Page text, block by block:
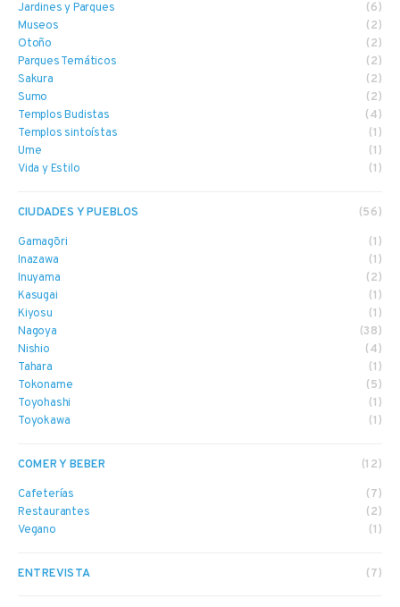
Jardines y Parques
(6)
Museos
(2)
Otoño
(2)
Parques Temáticos
(2)
Sakura
(2)
Sumo
(2)
Templos Budistas
(4)
Templos sintoístas
(1)
Ume
(1)
Vida y Estilo
(1)
CIUDADES Y PUEBLOS (56)
Gamagōri
(1)
Inazawa
(1)
Inuyama
(2)
Kasugai
(1)
Kiyosu
(1)
Nagoya
(38)
Nishio
(4)
Tahara
(1)
Tokoname
(5)
Toyohashi
(1)
Toyokawa
(1)
COMER Y BEBER (12)
Cafeterías
(7)
Restaurantes
(2)
Vegano
(1)
ENTREVISTA (7)